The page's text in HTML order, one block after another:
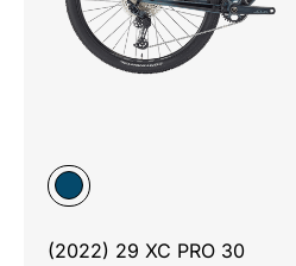
(2022) 29 XC PRO 30